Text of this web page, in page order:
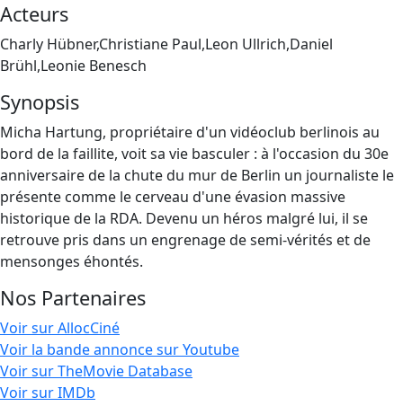
Acteurs
Charly Hübner,Christiane Paul,Leon Ullrich,Daniel
Brühl,Leonie Benesch
Synopsis
Micha Hartung, propriétaire d'un vidéoclub berlinois au
bord de la faillite, voit sa vie basculer : à l'occasion du 30e
anniversaire de la chute du mur de Berlin un journaliste le
présente comme le cerveau d'une évasion massive
historique de la RDA. Devenu un héros malgré lui, il se
retrouve pris dans un engrenage de semi-vérités et de
mensonges éhontés.
Nos Partenaires
Voir sur AllocCiné
Voir la bande annonce sur Youtube
Voir sur TheMovie Database
Voir sur IMDb